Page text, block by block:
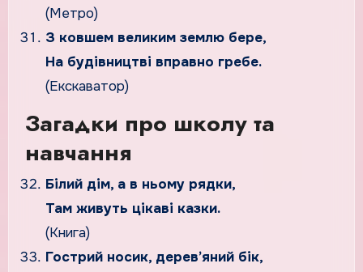
(Метро)
З ковшем великим землю бере,
На будівництві вправно гребе.
(Екскаватор)
Загадки про школу та
навчання
Білий дім, а в ньому рядки,
Там живуть цікаві казки.
(Книга)
Гострий носик, дерев’яний бік,